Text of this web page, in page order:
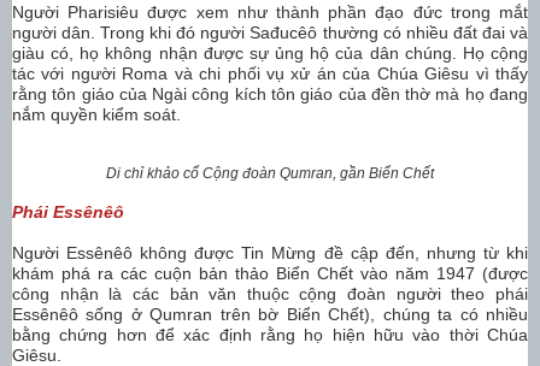
Người Pharisiêu được xem như thành phần đạo đức trong mắt
người dân. Trong khi đó người Sađucêô thường có nhiều đất đai và
giàu có, họ không nhận được sự ủng hộ của dân chúng. Họ cộng
tác với người Roma và chi phối vụ xử án của Chúa Giêsu vì thấy
rằng tôn giáo của Ngài công kích tôn giáo của đền thờ mà họ đang
nắm quyền kiểm soát.
Di chỉ khảo cổ Cộng đoàn Qumran, gần Biển Chết
Phái Essênêô
Người Essênêô không được Tin Mừng đề cập đến, nhưng từ khi
khám phá ra các cuộn bản thảo Biển Chết vào năm 1947 (được
công nhận là các bản văn thuộc cộng đoàn người theo phái
Essênêô sống ở Qumran trên bờ Biển Chết), chúng ta có nhiều
bằng chứng hơn để xác định rằng họ hiện hữu vào thời Chúa
Giêsu.